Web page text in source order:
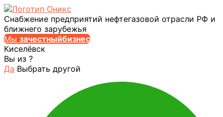
Снабжение предприятий нефтегазовой отрасли РФ и
ближнего зарубежья
Мы зачестныйбизнес
Киселёвск
Вы из ?
Да Выбрать другой